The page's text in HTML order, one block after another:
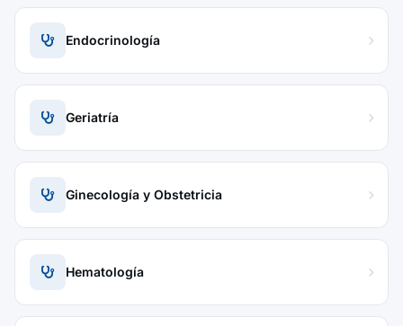
Endocrinología
Geriatría
Ginecología y Obstetricia
Hematología